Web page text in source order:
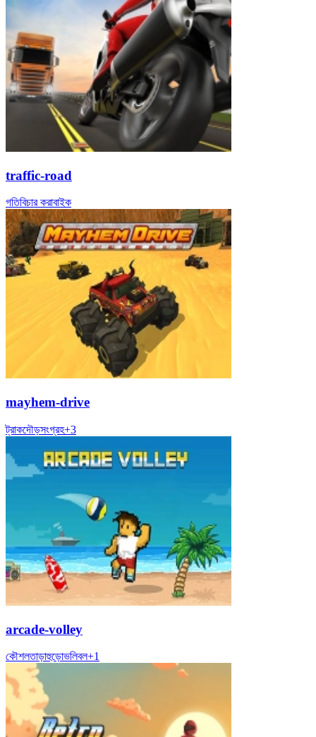
traffic-road
গতিবিচার করাবাইক
mayhem-drive
ট্রাকদৌড়সংগ্রহ+3
arcade-volley
কৌশলতাড়াহুড়োভলিবল+1